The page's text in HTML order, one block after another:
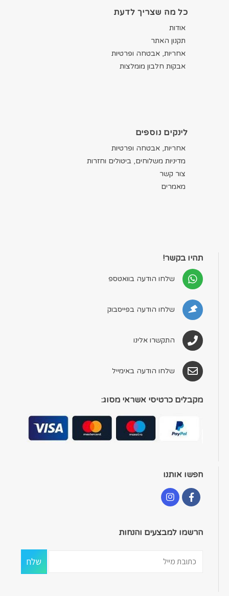
כל מה שצריך לדעת
אודות
תקנון האתר
אחריות, אבטחה ופרטיות
אבקות חלבון מומלצות
לינקים נוספים
אחריות, אבטחה ופרטיות
מדיניות משלוחים, ביטולים וחזרות
צור קשר
מאמרים
תהיו בקשר!
שלחו הודעה בוואטספ
שלחו הודעה בפייסבוק
התקשרו אלינו
שלחו הודעה באימייל
מקבלים כרטיסי אשראי מסוג:
חפשו אותנו
הרשמו למבצעים והנחות